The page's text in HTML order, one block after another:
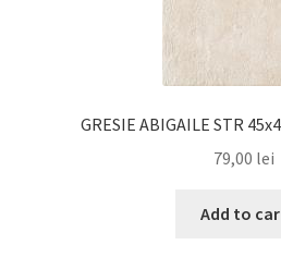
GRESIE ABIGAILE STR
79,00 lei
Add to